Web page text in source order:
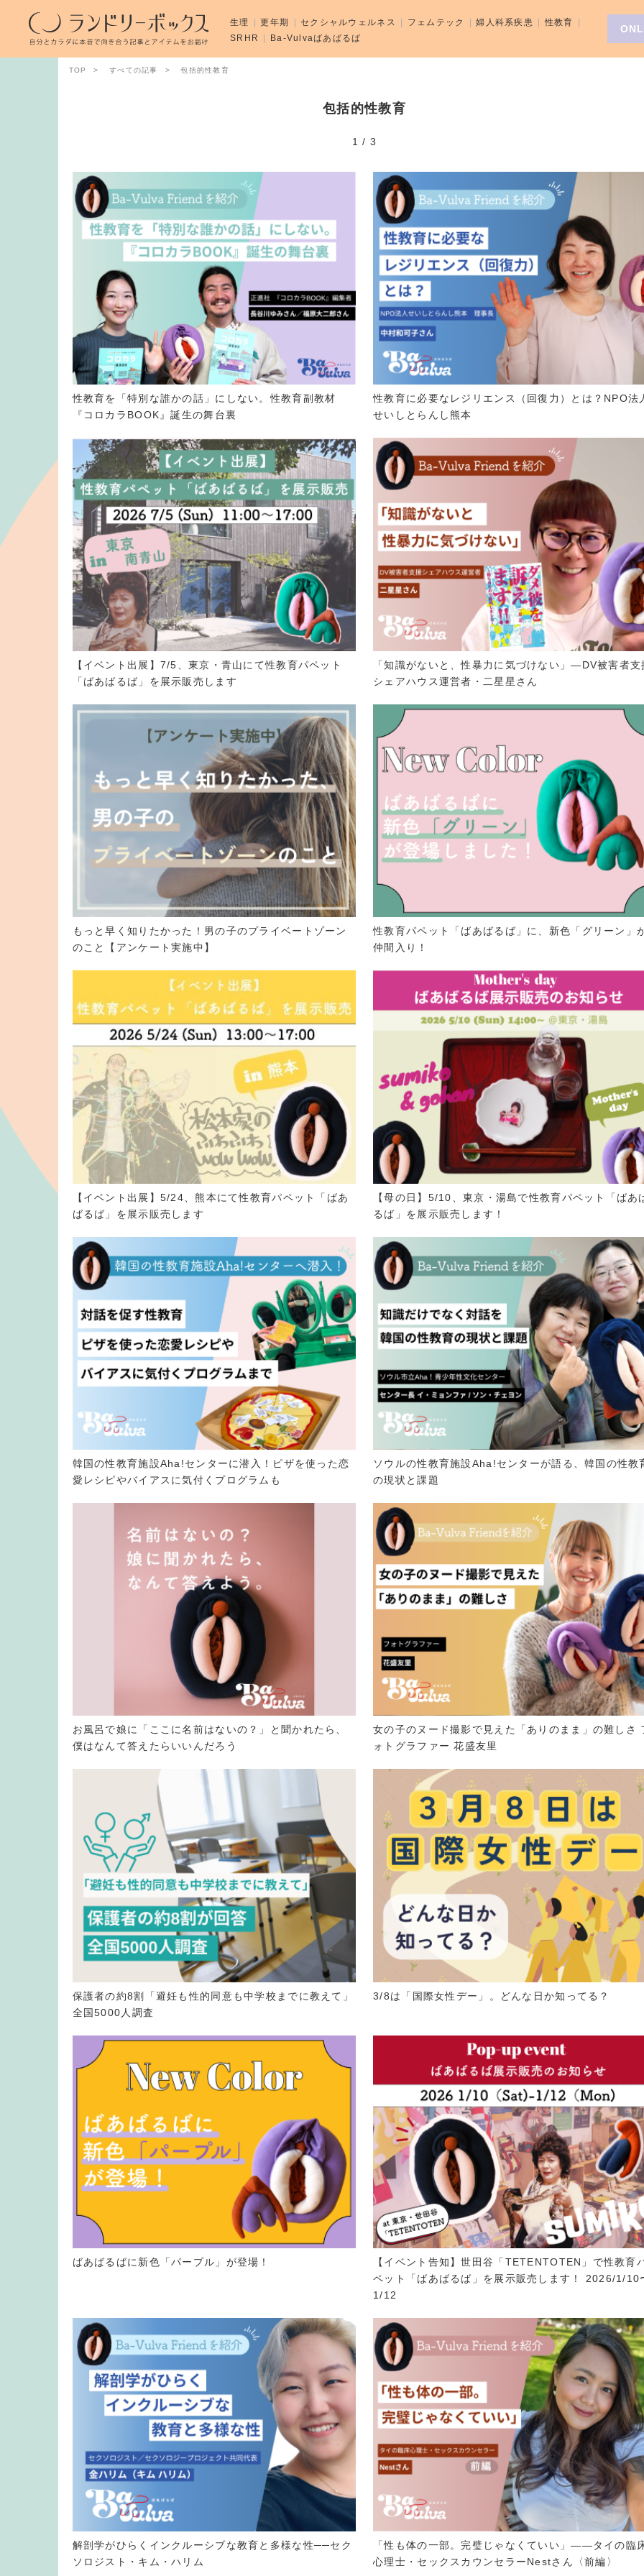
TOP すべての記事 包括的性教育
包括的性教育
1 / 3
性教育を「特別な誰かの話」にしない。性教育副教材
『コロカラBOOK』誕生の舞台裏
性教育に必要なレジリエンス（回復力）とは？NPO法
せいしとらんし熊本
【イベント出展】7/5、東京・青山にて性教育パペット
「ばあばるば」を展示販売します
「知識がないと、性暴力に気づけない」—DV被害者支
シェアハウス運営者・二星星さん
もっと早く知りたかった！男の子のプライベートゾーン
のこと【アンケート実施中】
性教育パペット「ばあばるば」に、新色「グリーン」
仲間入り！
【イベント出展】5/24、熊本にて性教育パペット「ばあ
ばるば」を展示販売します
【母の日】5/10、東京・湯島で性教育パペット「ばあ
るば」を展示販売します！
韓国の性教育施設Aha!センターに潜入！ピザを使った恋
愛レシピやバイアスに気付くプログラムも
ソウルの性教育施設Aha!センターが語る、韓国の性教
の現状と課題
お風呂で娘に「ここに名前はないの？」と聞かれたら、
僕はなんて答えたらいいんだろう
女の子のヌード撮影で見えた「ありのまま」の難しさ
ォトグラファー 花盛友里
保護者の約8割「避妊も性的同意も中学校までに教えて」
全国5000人調査
3/8は「国際女性デー」。どんな日か知ってる？
ばあばるばに新色「パープル」が登場！
【イベント告知】世田谷「TETENTOTEN」で性教育
ペット「ばあばるば」を展示販売します！ 2026/1/10
1/12
解剖学がひらくインクルーシブな教育と多様な性──セク
ソロジスト・キム・ハリム
「性も体の一部。完璧じゃなくていい」——タイの臨
心理士・セックスカウンセラーNestさん〈前編〉
生理 更年期 セクシャルウェルネス フェムテック 婦人科系疾患
性教育
SRHR
Ba-Vulvaばあばるば